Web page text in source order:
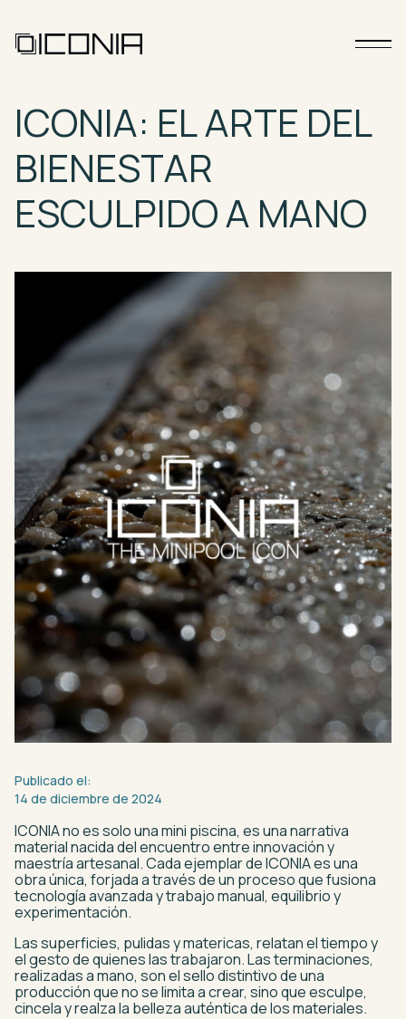
ICONIA: ELARTE DEL
BIENESTAR
ESCULPIDOA MANO
Publicado el:
14 de diciembre de 2024
ICONIA no es solo una mini piscina, es una narrativa
material nacida del encuentro entre innovación y
maestría artesanal. Cada ejemplar de ICONIA es una
obra única, forjada a través de un proceso que fusiona
tecnología avanzada y trabajo manual, equilibrio y
experimentación.
Las superficies, pulidas y matericas, relatan el tiempo y
el gesto de quienes las trabajaron. Las terminaciones,
realizadas a mano, son el sello distintivo de una
producción que no se limita a crear, sino que esculpe,
cincela y realza la belleza auténtica de los materiales.